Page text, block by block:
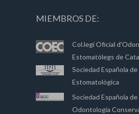
MIEMBROS DE:
Col.legi Oficial
Estomatòlegs de
Sociedad Española
Estomatológica
Sociedad Española de
Odontología